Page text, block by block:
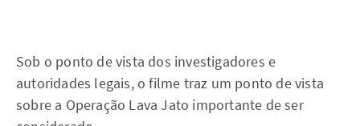
Sob o ponto de vista dos investigadores e
autoridades legais, o filme traz um ponto de vista
sobre a Operação Lava Jato importante de ser